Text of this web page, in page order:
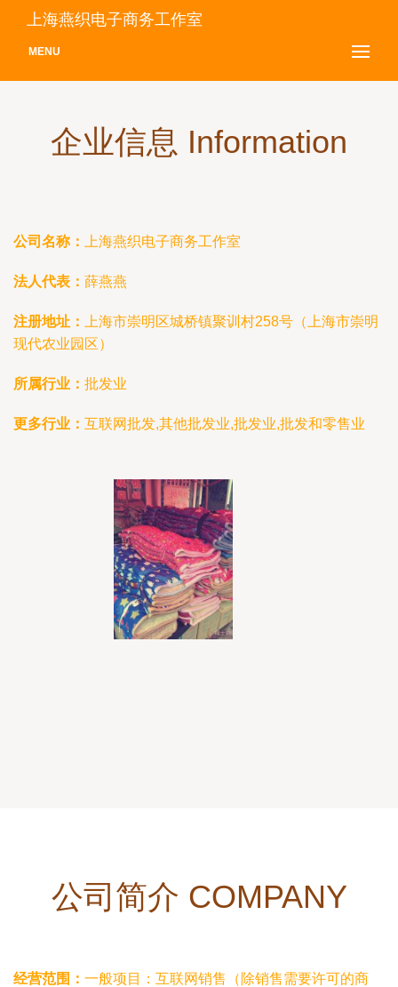
上海燕织电子商务工作室
MENU
企业信息 Information
公司名称： 上海燕织电子商务工作室
法人代表： 薛燕燕
注册地址：
上海市崇明区城桥镇聚训村258号（上海市崇明
现代农业园区）
所属行业： 批发业
更多行业： 互联网批发,其他批发业,批发业,批发和零售业
公司简介 COMPANY
经营范围： 一般项目：互联网销售（除销售需要许可的商